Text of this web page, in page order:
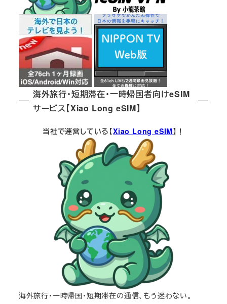
海外旅行・短期滞在・一時帰国者向けeSIM
サービス【Xiao Long eSIM】
当社で運営している【Xiao Long eSIM】！
海外旅行・一時帰国・短期滞在の通信、もう迷わない。